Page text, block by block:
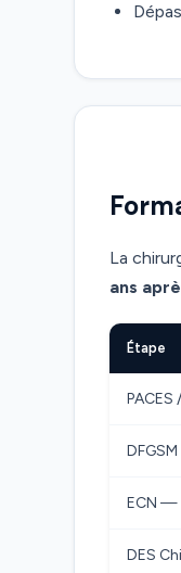
La
ans
Étape
PACES
ECN —
DES